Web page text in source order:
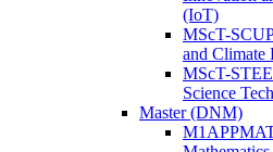
(IoT)
MScT-
and Climate
MScT-
Science
Master (DNM)